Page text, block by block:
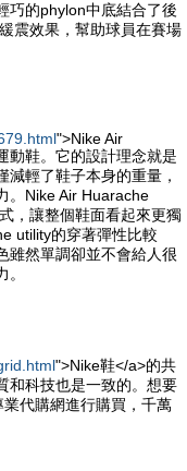
巧的phylon中底結合了後
震效果，幫助球員在賽場
">Nike Air
動鞋。它的設計理念就是
輕了鞋子本身的重量，
。Nike Air Huarache
，讓整個鞋面看起來更獨
utility的穿著彈性比較
雖然單調卻並不會給人很
">Nike鞋</a>的共
和科技也是一致的。想要
業代購網進行購買，千萬